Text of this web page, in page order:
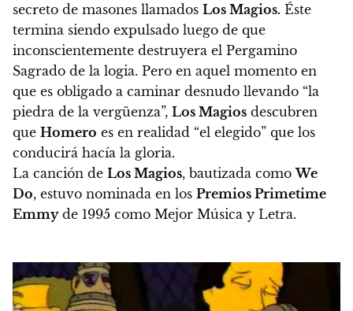
secreto de masones llamados Los Magios. Éste
termina siendo expulsado luego de que
inconscientemente destruyera el Pergamino
Sagrado de la logia. Pero en aquel momento en
que es obligado a caminar desnudo llevando “la
piedra de la vergüenza”, Los Magios descubren
que Homero es en realidad “el elegido” que los
conducirá hacía la gloria.
La canción de Los Magios, bautizada comoWe
Do, estuvo nominada en los Premios Primetime
Emmyde 1995 como Mejor Música y Letra.